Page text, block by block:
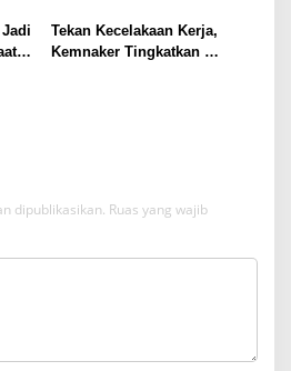
Era Digital
Tekan Kecelakaan Kerja,
Kemnaker Tingkatkan
dipublikasikan. Ruas yang wajib